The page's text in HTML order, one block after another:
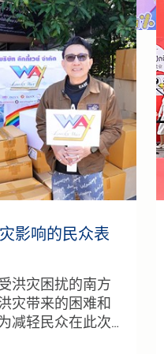
影响的民众表
洪灾困扰的南方
灾带来的困难和
减轻民众在此次
我们衷心祝愿